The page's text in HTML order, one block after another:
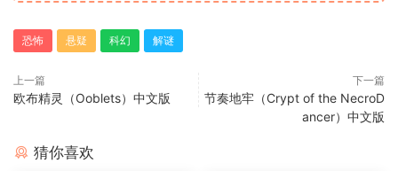
恐怖 悬疑 科幻 解谜
上一篇
欧布精灵（Ooblets）中文版
下一篇
节奏地牢（Crypt of the NecroD
ancer）中文版
猜你喜欢